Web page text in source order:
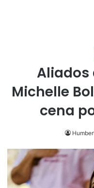
Michelle
cena